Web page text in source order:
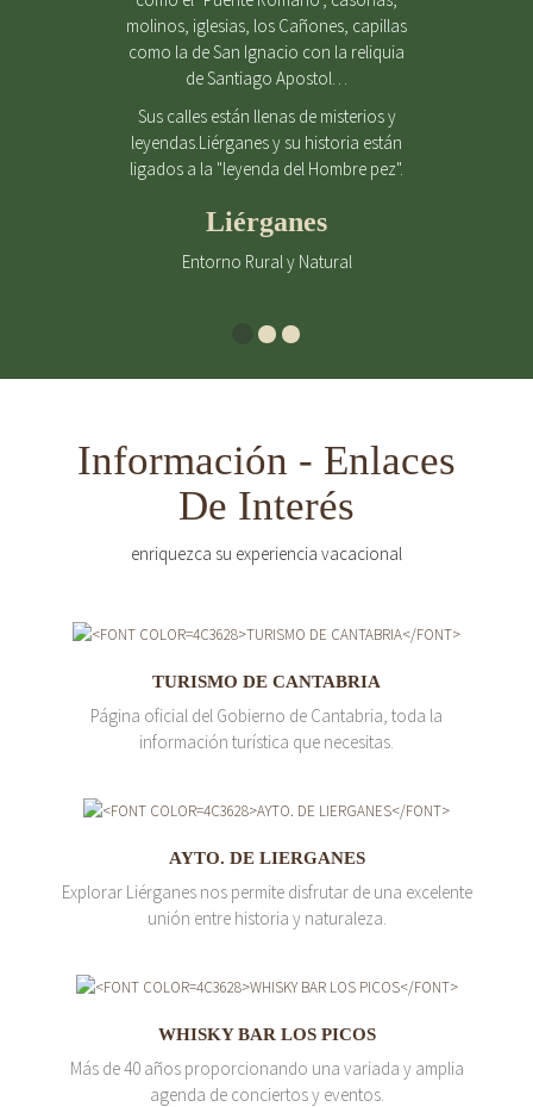
molinos, iglesias, los Cañones, capillas
como la de San Ignacio con la reliquia
de Santiago Apostol…
Sus calles están llenas de misterios y
leyendas.Liérganes y su historia están
ligados a la "leyenda del Hombre pez".
Liérganes
Entorno Rural y Natural
Información - Enlaces
De Interés
enriquezca su experiencia vacacional
TURISMO DE CANTABRIA
Página oficial del Gobierno de Cantabria, toda la
información turística que necesitas.
AYTO. DE LIERGANES
Explorar Liérganes nos permite disfrutar de una excelente
unión entre historia y naturaleza.
WHISKY BAR LOS PICOS
Más de 40 años proporcionando una variada y amplia
agenda de conciertos y eventos.